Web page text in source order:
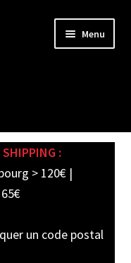
Menu
child
SHIPPING :
> 120€ |
un code postal